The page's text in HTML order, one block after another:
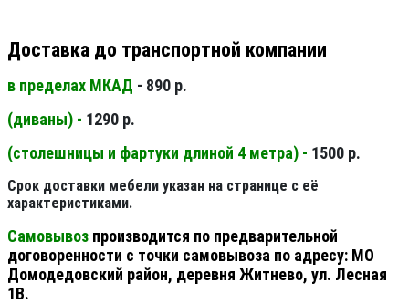
Доставка до транспортной компании
в пределах МКАД - 890 р.
(диваны) - 1290 р.
(столешницы и фартуки длиной 4 метра) - 1500 р.
Срок доставки мебели указан на странице с её
характеристиками.
Самовывоз производится по предварительной
договоренности с точки самовывоза по адресу: МО
Домодедовский район, деревня Житнево, ул. Лесная
1В.